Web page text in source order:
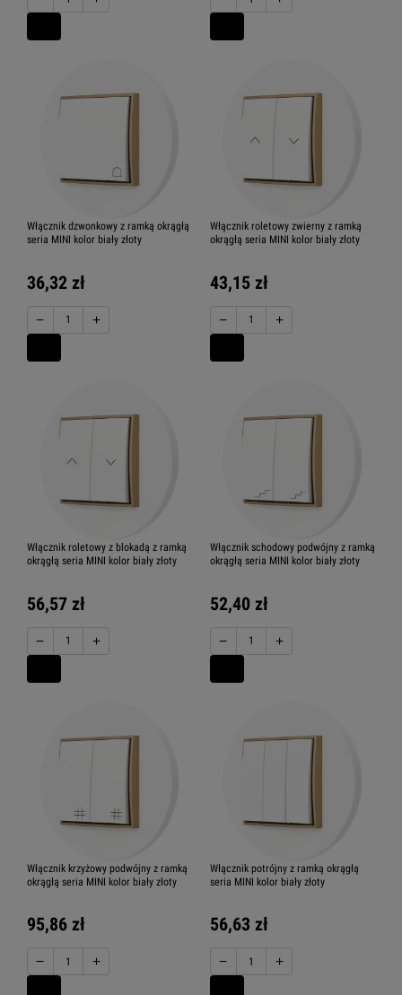
Włącznik dzwonkowy z ramką okrągłą
seria MINI kolor biały złoty
36,32 zł
− +
Włącznik roletowy zwierny z ramką
okrągłą seria MINI kolor biały złoty
43,15 zł
− +
Włącznik roletowy z blokadą z ramką
okrągłą seria MINI kolor biały złoty
56,57 zł
− +
Włącznik schodowy podwójny z ramką
okrągłą seria MINI kolor biały złoty
52,40 zł
− +
Włącznik krzyżowy podwójny z ramką
okrągłą seria MINI kolor biały złoty
95,86 zł
− +
Włącznik potrójny z ramką okrągłą
seria MINI kolor biały złoty
56,63 zł
− +